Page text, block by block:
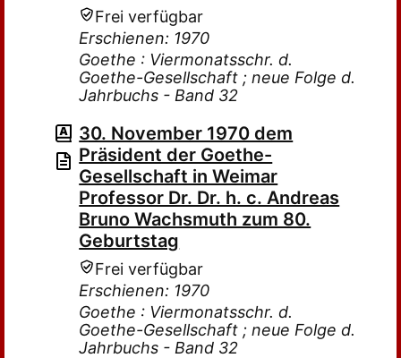
Frei verfügbar
Erschienen: 1970
Goethe : Viermonatsschr. d.
Goethe-Gesellschaft ; neue Folge d.
Jahrbuchs - Band 32
30. November 1970 dem
Präsident der Goethe-
Gesellschaft in Weimar
Professor Dr. Dr. h. c. Andreas
Bruno Wachsmuth zum 80.
Geburtstag
Frei verfügbar
Erschienen: 1970
Goethe : Viermonatsschr. d.
Goethe-Gesellschaft ; neue Folge d.
Jahrbuchs - Band 32